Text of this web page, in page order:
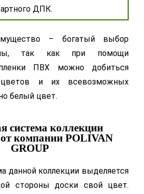
ДПК.
– богатый выбор
так как при помощи
ПВХ можно добиться
и их всевозможных
белый цвет.
система коллекции
компании POLIVAN
GROUP
данной коллекции выделяется
стороны доски свой цвет.